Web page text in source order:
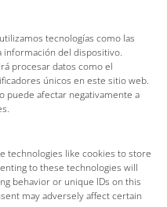
tecnologías como las
información del dispositivo.
procesar datos como el
únicos en este sitio web.
afectar negativamente a
technologies like cookies to store
to these technologies will
behavior or unique IDs on this
may adversely affect certain
Tossa de Mar
· 17320 – Tossa de Mar
Brava)
info@visittossa.com